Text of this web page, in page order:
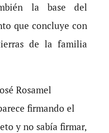
la base del
que concluye con
de la familia
Rosamel
firmando el
y no sabía firmar,